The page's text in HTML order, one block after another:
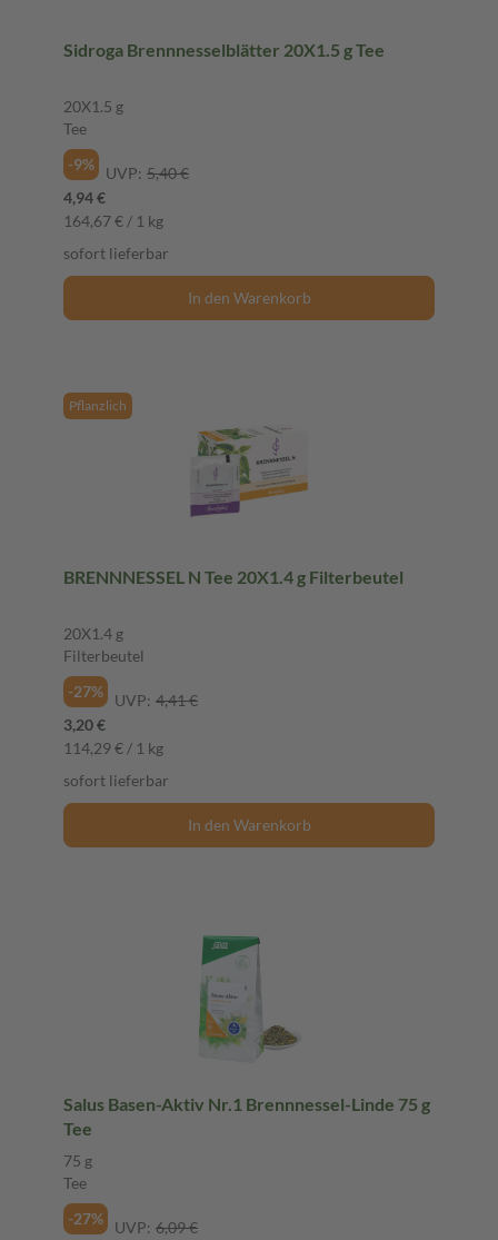
Sidroga Brennnesselblätter 20X1.5 g Tee
20X1.5 g
Tee
-9%
UVP: 5,40 €
4,94 €
164,67 € / 1 kg
sofort lieferbar
In den Warenkorb
Pflanzlich
BRENNNESSEL N Tee 20X1.4 g Filterbeutel
20X1.4 g
Filterbeutel
-27%
UVP: 4,41 €
3,20 €
114,29 € / 1 kg
sofort lieferbar
In den Warenkorb
Salus Basen-Aktiv Nr.1 Brennnessel-Linde 75 g
Tee
75 g
Tee
-27%
UVP: 6,09 €